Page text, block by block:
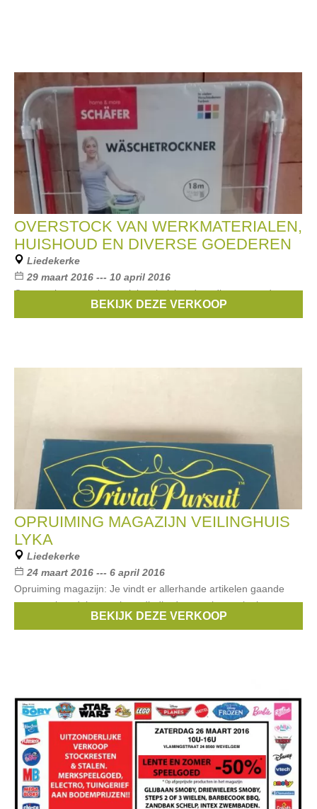
OVERSTOCK VAN WERKMATERIALEN,
HUISHOUD EN DIVERSE GOEDEREN
Liedekerke
29 maart 2016 --- 10 april 2016
Overstock van werkmaterialen, huishoud en diverse goederen
Telefunken,DUNLOP
BEKIJK DEZE VERKOOP
OPRUIMING MAGAZIJN VEILINGHUIS
LYKA
Liedekerke
24 maart 2016 --- 6 april 2016
Opruiming magazijn: Je vindt er allerhande artikelen gaande
van speelgoed, kantoorbenodigdheden, werkmateriaal,
BEKIJK DEZE VERKOOP